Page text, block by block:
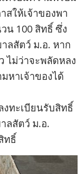
ให้เจ้าของพา
น 100 สิทธิ์ ซึ่ง
ลสัตว์ ม.อ. หาก
ไม่ว่าจะพลัดหลง
หาเจ้าของได้
งทะเบียนรับสิทธิ์
ลสัตว์ ม.อ.
ทธิ์